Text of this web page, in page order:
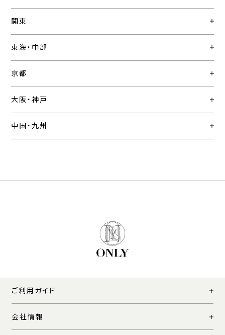
関東
東海・中部
京都
大阪・神戸
中国・九州
ご利用ガイド
会社情報